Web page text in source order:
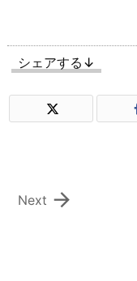
シェアする↓

Next